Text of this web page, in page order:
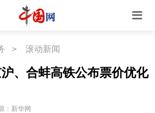
> 滚动新闻
、合蚌高铁公布票价优化
：新华网